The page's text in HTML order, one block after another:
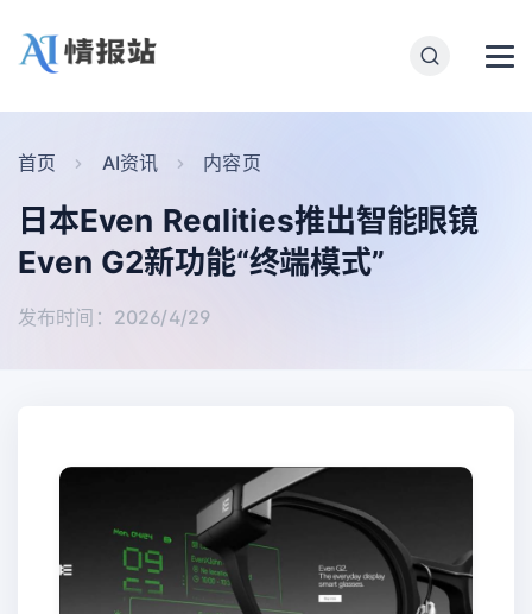
首页 AI资讯 内容页
日本Even Realities推出智能眼镜
Even G2新功能“终端模式”
发布时间：2026/4/29